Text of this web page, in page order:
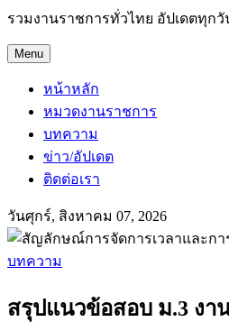
รวมงานราชการทั่วไทย อัปเดตทุกวั
Menu
หน้าหลัก
หมวดงานราชการ
บทความ
ข่าว/อัปเดต
ติดต่อเรา
วันศุกร์, สิงหาคม 07, 2026
บทความ
สรุปแนวข้อสอบ ม.3 งา